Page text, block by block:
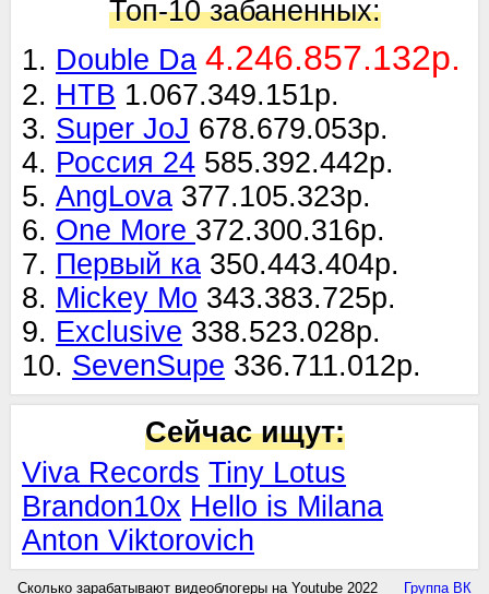
Топ-10 забаненных:
1. Double Da 4.246.857.132р.
2. НТВ 1.067.349.151р.
3. Super JoJ 678.679.053р.
4. Россия 24 585.392.442р.
5. AngLova 377.105.323р.
6. One More 372.300.316р.
7. Первый ка 350.443.404р.
8. Mickey Mo 343.383.725р.
9. Exclusive 338.523.028р.
10. SevenSupe 336.711.012р.
Сейчас ищут:
Viva Records Tiny Lotus
Brandon10x Hello is Milana
Anton Viktorovich
Сколько зарабатывают видеоблогеры на Youtube 2022 Группа ВК